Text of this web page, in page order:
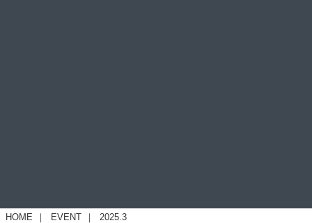
HOME ｜ EVENT ｜ 2025.3